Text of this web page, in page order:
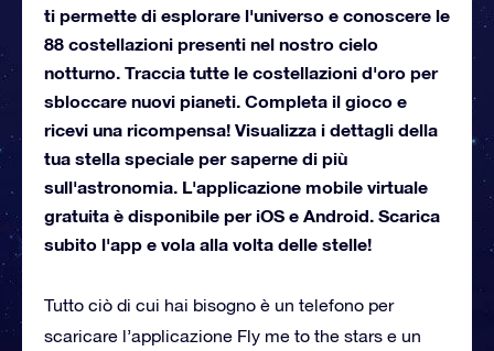
ti permette di esplorare l'universo e conoscere le
88 costellazioni presenti nel nostro cielo
notturno. Traccia tutte le costellazioni d'oro per
sbloccare nuovi pianeti. Completa il gioco e
ricevi una ricompensa! Visualizza i dettagli della
tua stella speciale per saperne di più
sull'astronomia. L'applicazione mobile virtuale
gratuita è disponibile per iOS e Android. Scarica
subito l'app e vola alla volta delle stelle!
Tutto ciò di cui hai bisogno è un telefono per
scaricare l’applicazione Fly me to the stars e un